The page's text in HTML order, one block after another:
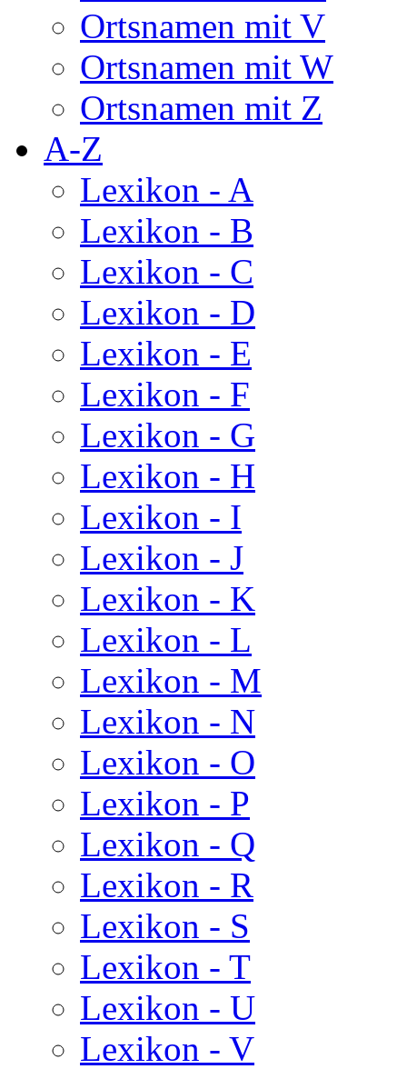
Ortsnamen mit V
Ortsnamen mit W
Ortsnamen mit Z
A-Z
Lexikon - A
Lexikon - B
Lexikon - C
Lexikon - D
Lexikon - E
Lexikon - F
Lexikon - G
Lexikon - H
Lexikon - I
Lexikon - J
Lexikon - K
Lexikon - L
Lexikon - M
Lexikon - N
Lexikon - O
Lexikon - P
Lexikon - Q
Lexikon - R
Lexikon - S
Lexikon - T
Lexikon - U
Lexikon - V